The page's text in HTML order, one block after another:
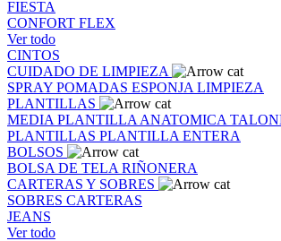
FIESTA
CONFORT FLEX
Ver todo
CINTOS
CUIDADO DE LIMPIEZA
SPRAY POMADAS ESPONJA LIMPIEZA
PLANTILLAS
MEDIA PLANTILLA ANATOMICA
PLANTILLAS PLANTILLA ENTERA
BOLSOS
BOLSA DE TELA RIÑONERA
CARTERAS Y SOBRES
SOBRES CARTERAS
JEANS
Ver todo